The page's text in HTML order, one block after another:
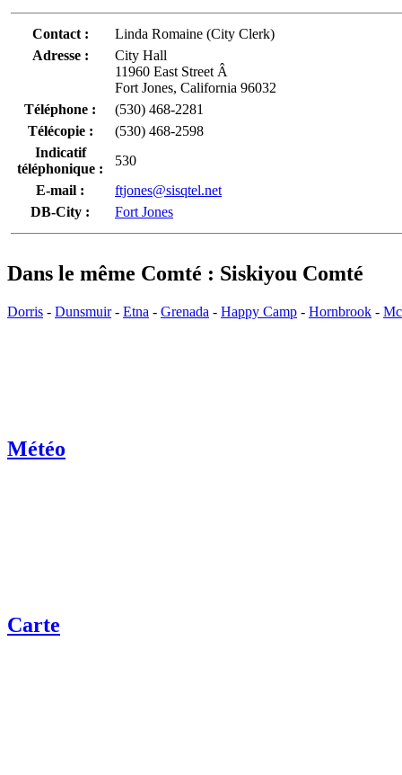
Contact :
Linda Romaine (City Clerk)
Adresse :
City Hall
11960 East Street Â
Fort Jones, California 96032
Téléphone :
(530) 468-2281
Télécopie :
(530) 468-2598
Indicatif
téléphonique :
530
E-mail :
ftjones@sisqtel.net
DB-City :
Fort Jones
Dans le même Comté : Siskiyou Comté
Dorris - Dunsmuir- Etna - Grenada - Happy Camp - Hornbrook -
Météo
Carte